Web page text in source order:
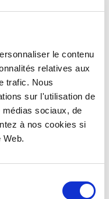
le contenu
relatives aux
trafic. Nous
sur l'utilisation de
sociaux, de
à nos cookies si
de beperkingen weg
van
naar de
Aan het